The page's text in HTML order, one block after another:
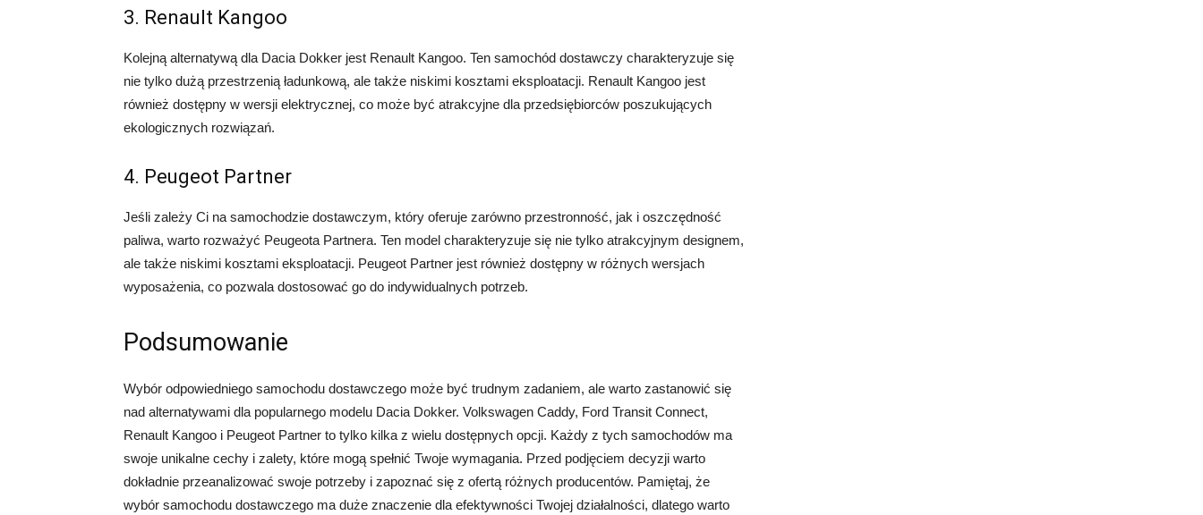
3. Renault Kangoo
Kolejną alternatywą dla Dacia Dokker jest Renault Kangoo. Ten samochód dostawczy charakteryzuje się
nie tylko dużą przestrzenią ładunkową, ale także niskimi kosztami eksploatacji. Renault Kangoo jest
również dostępny w wersji elektrycznej, co może być atrakcyjne dla przedsiębiorców poszukujących
ekologicznych rozwiązań.
4. Peugeot Partner
Jeśli zależy Ci na samochodzie dostawczym, który oferuje zarówno przestronność, jak i oszczędność
paliwa, warto rozważyć Peugeota Partnera. Ten model charakteryzuje się nie tylko atrakcyjnym designem,
ale także niskimi kosztami eksploatacji. Peugeot Partner jest również dostępny w różnych wersjach
wyposażenia, co pozwala dostosować go do indywidualnych potrzeb.
Podsumowanie
Wybór odpowiedniego samochodu dostawczego może być trudnym zadaniem, ale warto zastanowić się
nad alternatywami dla popularnego modelu Dacia Dokker. Volkswagen Caddy, Ford Transit Connect,
Renault Kangoo i Peugeot Partner to tylko kilka z wielu dostępnych opcji. Każdy z tych samochodów ma
swoje unikalne cechy i zalety, które mogą spełnić Twoje wymagania. Przed podjęciem decyzji warto
dokładnie przeanalizować swoje potrzeby i zapoznać się z ofertą różnych producentów. Pamiętaj, że
wybór samochodu dostawczego ma duże znaczenie dla efektywności Twojej działalności, dlatego warto